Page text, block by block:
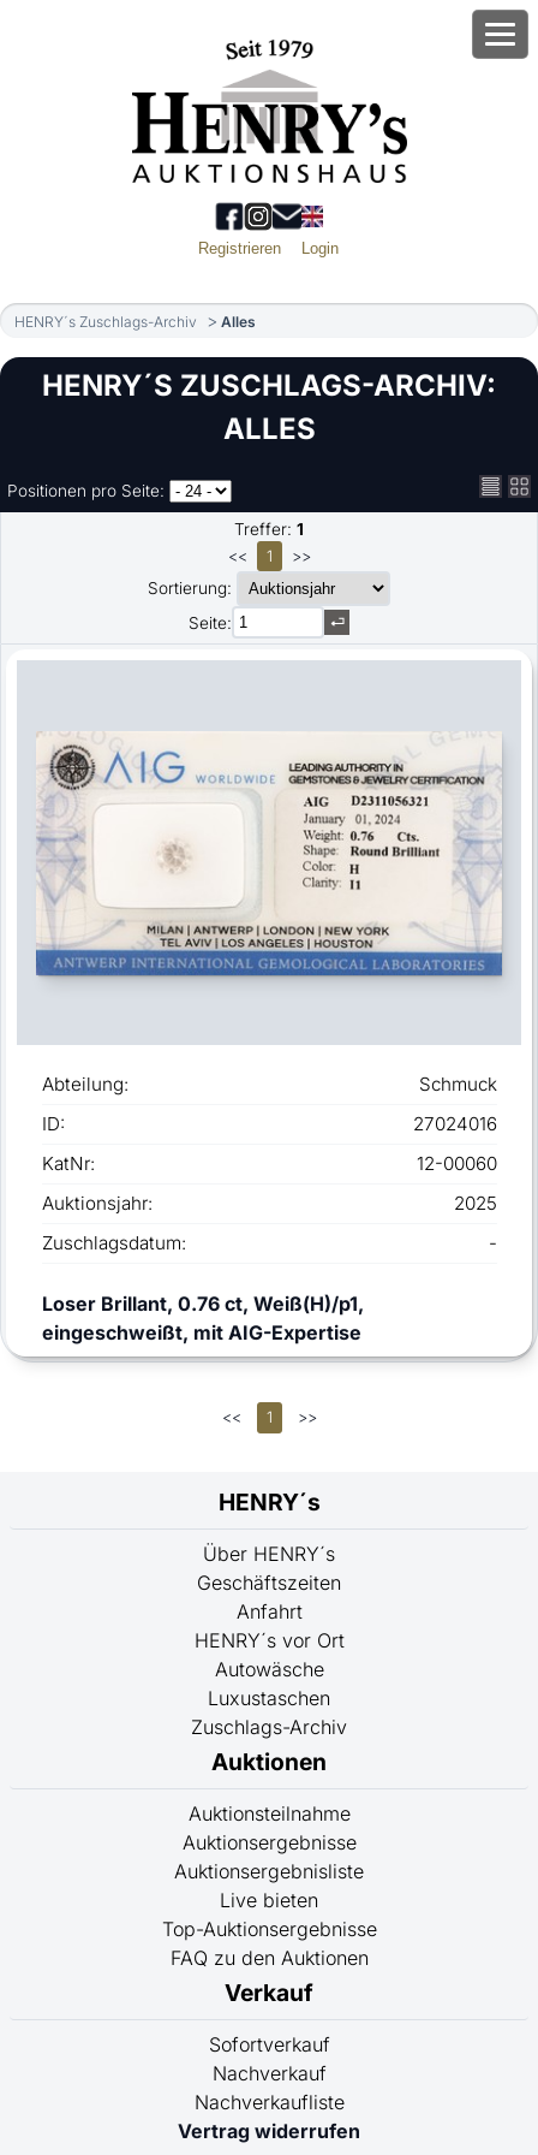
Registrieren Login
HENRY´s Zuschlags-Archiv Alles
HENRY´S ZUSCHLAGS-ARCHIV:
ALLES
Positionen pro Seite:
Treffer: 1
<< 1 >>
Sortierung:
Seite:
Abteilung:
Schmuck
ID:
27024016
KatNr:
12-00060
Auktionsjahr:
2025
Zuschlagsdatum:
-
Loser Brillant, 0.76 ct, Weiß(H)/p1,
eingeschweißt, mit AIG-Expertise
<< 1 >>
HENRY´s
Über HENRY´s
Geschäftszeiten
Anfahrt
HENRY´s vor Ort
Autowäsche
Luxustaschen
Zuschlags-Archiv
Auktionen
Auktionsteilnahme
Auktionsergebnisse
Auktionsergebnisliste
Live bieten
Top-Auktionsergebnisse
FAQ zu den Auktionen
Verkauf
Sofortverkauf
Nachverkauf
Nachverkaufliste
Vertrag widerrufen